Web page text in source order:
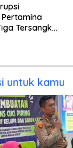
Pertamina
Tersangka
untuk kamu